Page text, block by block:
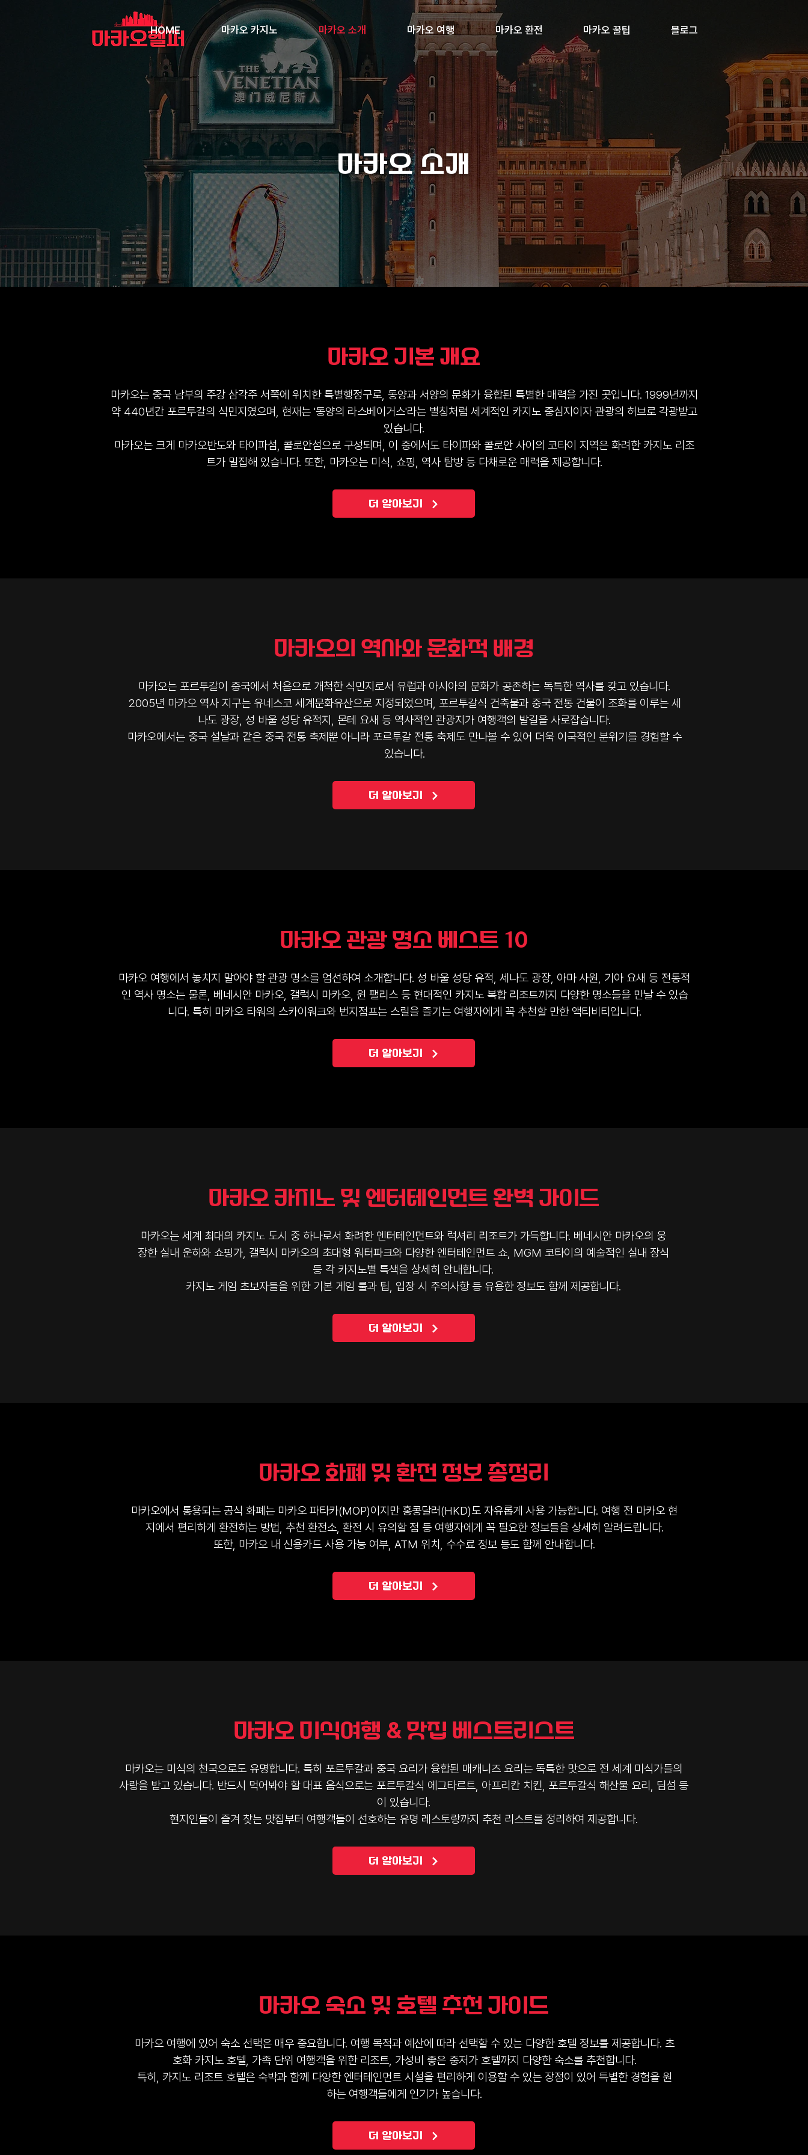
HOME 마카오 카지노 마카오 소개 마카오 여행 마카오 환전 마카오 꿀팁 블로그
마카오 소개
마카오 기본 개요
마카오는 중국 남부의 주강 삼각주 서쪽에 위치한 특별행정구로, 동양과 서양의 문화가 융합된 특별한 매력을 가진 곳입니다. 1999년까지
약 440년간 포르투갈의 식민지였으며, 현재는 '동양의 라스베이거스'라는 별칭처럼 세계적인 카지노 중심지이자 관광의 허브로 각광받고
있습니다.
마카오는 크게 마카오반도와 타이파섬, 콜로안섬으로 구성되며, 이 중에서도 타이파와 콜로안 사이의 코타이 지역은 화려한 카지노 리조
트가 밀집해 있습니다. 또한, 마카오는 미식, 쇼핑, 역사 탐방 등 다채로운 매력을 제공합니다.
더 알아보기
마카오의 역사와 문화적 배경
마카오는 포르투갈이 중국에서 처음으로 개척한 식민지로서 유럽과 아시아의 문화가 공존하는 독특한 역사를 갖고 있습니다.
2005년 마카오 역사 지구는 유네스코 세계문화유산으로 지정되었으며, 포르투갈식 건축물과 중국 전통 건물이 조화를 이루는 세
나도 광장, 성 바울 성당 유적지, 몬테 요새 등 역사적인 관광지가 여행객의 발길을 사로잡습니다.
마카오에서는 중국 설날과 같은 중국 전통 축제뿐 아니라 포르투갈 전통 축제도 만나볼 수 있어 더욱 이국적인 분위기를 경험할 수
있습니다.
더 알아보기
마카오 관광 명소 베스트 10
마카오 여행에서 놓치지 말아야 할 관광 명소를 엄선하여 소개합니다. 성 바울 성당 유적, 세나도 광장, 아마 사원, 기아 요새 등 전통적
인 역사 명소는 물론, 베네시안 마카오, 갤럭시 마카오, 윈 팰리스 등 현대적인 카지노 복합 리조트까지 다양한 명소들을 만날 수 있습
니다. 특히 마카오 타워의 스카이워크와 번지점프는 스릴을 즐기는 여행자에게 꼭 추천할 만한 액티비티입니다.
더 알아보기
마카오 카지노 및 엔터테인먼트 완벽 가이드
마카오는 세계 최대의 카지노 도시 중 하나로서 화려한 엔터테인먼트와 럭셔리 리조트가 가득합니다. 베네시안 마카오의 웅
장한 실내 운하와 쇼핑가, 갤럭시 마카오의 초대형 워터파크와 다양한 엔터테인먼트 쇼, MGM 코타이의 예술적인 실내 장식
등 각 카지노별 특색을 상세히 안내합니다.
카지노 게임 초보자들을 위한 기본 게임 룰과 팁, 입장 시 주의사항 등 유용한 정보도 함께 제공합니다.
더 알아보기
마카오 화폐 및 환전 정보 총정리
마카오에서 통용되는 공식 화폐는 마카오 파타카(MOP)이지만 홍콩달러(HKD)도 자유롭게 사용 가능합니다. 여행 전 마카오 현
지에서 편리하게 환전하는 방법, 추천 환전소, 환전 시 유의할 점 등 여행자에게 꼭 필요한 정보들을 상세히 알려드립니다.
또한, 마카오 내 신용카드 사용 가능 여부, ATM 위치, 수수료 정보 등도 함께 안내합니다.
더 알아보기
마카오 미식여행 & 맛집 베스트리스트
마카오는 미식의 천국으로도 유명합니다. 특히 포르투갈과 중국 요리가 융합된 매캐니즈 요리는 독특한 맛으로 전 세계 미식가들의
사랑을 받고 있습니다. 반드시 먹어봐야 할 대표 음식으로는 포르투갈식 에그타르트, 아프리칸 치킨, 포르투갈식 해산물 요리, 딤섬 등
이 있습니다.
현지인들이 즐겨 찾는 맛집부터 여행객들이 선호하는 유명 레스토랑까지 추천 리스트를 정리하여 제공합니다.
더 알아보기
마카오 숙소 및 호텔 추천 가이드
마카오 여행에 있어 숙소 선택은 매우 중요합니다. 여행 목적과 예산에 따라 선택할 수 있는 다양한 호텔 정보를 제공합니다. 초
호화 카지노 호텔, 가족 단위 여행객을 위한 리조트, 가성비 좋은 중저가 호텔까지 다양한 숙소를 추천합니다.
특히, 카지노 리조트 호텔은 숙박과 함께 다양한 엔터테인먼트 시설을 편리하게 이용할 수 있는 장점이 있어 특별한 경험을 원
하는 여행객들에게 인기가 높습니다.
더 알아보기